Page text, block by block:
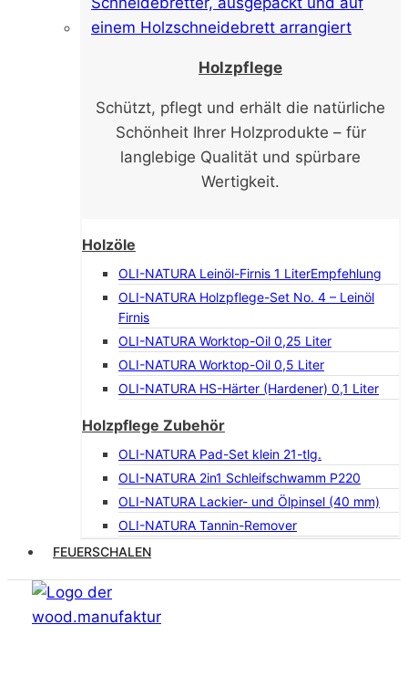
Holzpflege
Schützt, pflegt und erhält die natürliche
Schönheit Ihrer Holzprodukte – für
langlebige Qualität und spürbare
Wertigkeit.
Holzöle
OLI-NATURA Leinöl-Firnis 1 LiterEmpfehlung
OLI-NATURA Holzpflege-Set No. 4 – Leinöl
Firnis
OLI-NATURA Worktop-Oil 0,25 Liter
OLI-NATURA Worktop-Oil 0,5 Liter
OLI-NATURA HS-Härter (Hardener) 0,1 Liter
Holzpflege Zubehör
OLI-NATURA Pad-Set klein 21-tlg.
OLI-NATURA 2in1 Schleifschwamm P220
OLI-NATURA Lackier- und Ölpinsel (40 mm)
OLI-NATURA Tannin-Remover
FEUERSCHALEN